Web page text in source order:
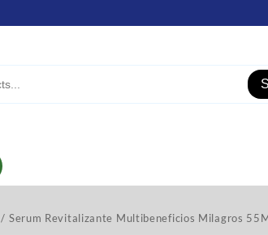
/ Serum Revitalizante Multibeneficios Milagros